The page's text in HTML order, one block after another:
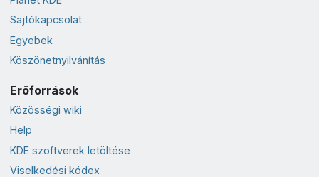
Sajtókapcsolat
Egyebek
Köszönetnyilvánítás
Erőforrások
Közösségi wiki
Help
KDE szoftverek letöltése
Viselkedési kódex